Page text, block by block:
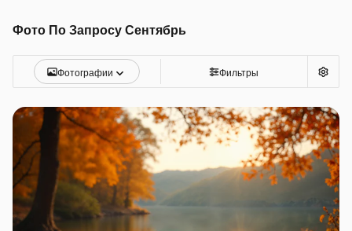
Фото По Запросу Сентябрь
Фотографии Фильтры